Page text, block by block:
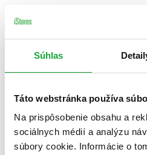
Súhlas
Táto webstránka používa
Na prispôsobenie obsahu a
sociálnych médií a analýzu
súbory cookie. Informácie o